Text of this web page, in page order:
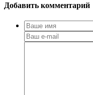
Добавить комментарий